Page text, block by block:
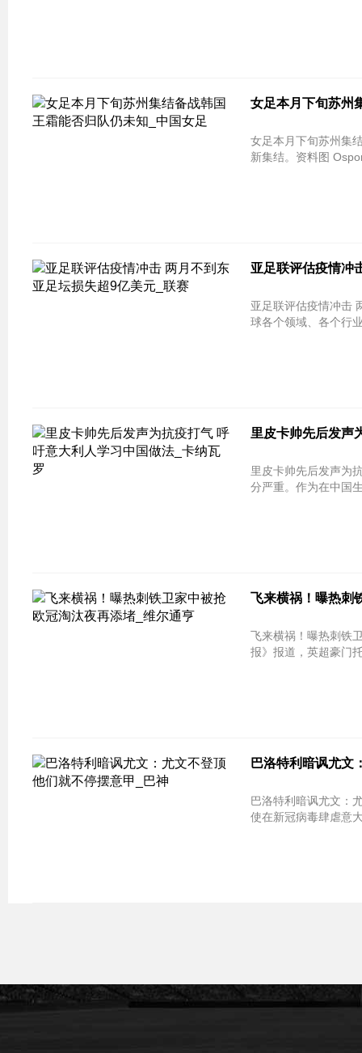
女足本月下旬苏州
女足本月下旬苏州集
新集结。资料图
亚足联评估疫情冲
亚足联评估疫情冲击
球各个领域、各个行
里皮卡帅先后发声
里皮卡帅先后发声为
分严重。作为在中国
飞来横祸！曝热刺
飞来横祸！曝热刺铁卫家中被抢
报》报道，英超豪门
巴洛特利暗讽尤文
巴洛特利暗讽尤文：尤文不登顶 他
使在新冠病毒肆虐意